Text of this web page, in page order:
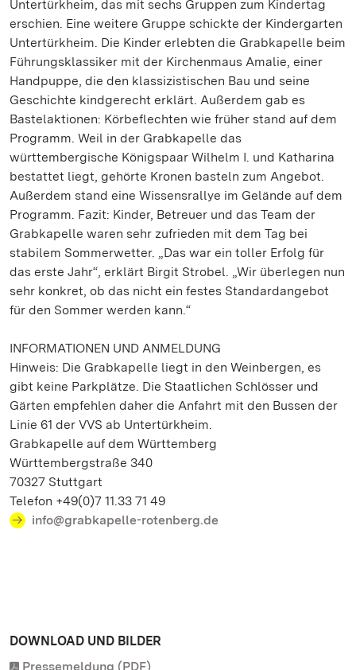
Untertürkheim, das mit sechs Gruppen zum Kindertag
erschien. Eine weitere Gruppe schickte der Kindergarten
Untertürkheim. Die Kinder erlebten die Grabkapelle beim
Führungsklassiker mit der Kirchenmaus Amalie, einer
Handpuppe, die den klassizistischen Bau und seine
Geschichte kindgerecht erklärt. Außerdem gab es
Bastelaktionen: Körbeflechten wie früher stand auf dem
Programm. Weil in der Grabkapelle das
württembergische Königspaar Wilhelm I. und Katharina
bestattet liegt, gehörte Kronen basteln zum Angebot.
Außerdem stand eine Wissensrallye im Gelände auf dem
Programm. Fazit: Kinder, Betreuer und das Team der
Grabkapelle waren sehr zufrieden mit dem Tag bei
stabilem Sommerwetter. „Das war ein toller Erfolg für
das erste Jahr“, erklärt Birgit Strobel. „Wir überlegen nun
sehr konkret, ob das nicht ein festes Standardangebot
für den Sommer werden kann.“
INFORMATIONEN UND ANMELDUNG
Hinweis: Die Grabkapelle liegt in den Weinbergen, es
gibt keine Parkplätze. Die Staatlichen Schlösser und
Gärten empfehlen daher die Anfahrt mit den Bussen der
Linie 61 der VVS ab Untertürkheim.
Grabkapelle auf dem Württemberg
Württembergstraße 340
70327 Stuttgart
Telefon +49(0)7 11.33 71 49
info@grabkapelle-rotenberg.de
DOWNLOAD UND BILDER
Pressemeldung (PDF)